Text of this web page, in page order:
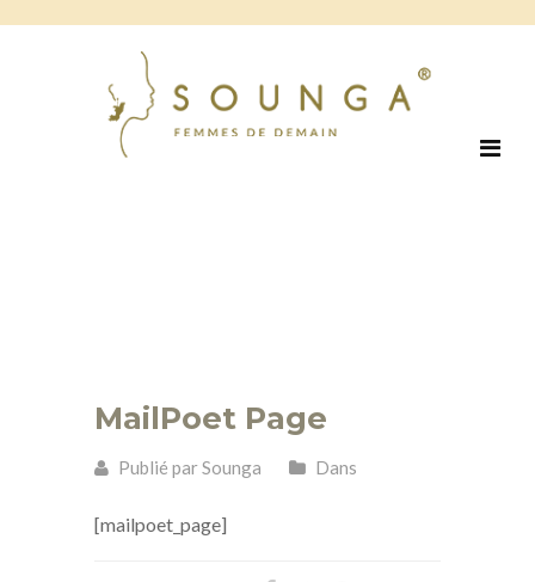
MailPoet Page
Publié par Sounga Dans
[mailpoet_page]